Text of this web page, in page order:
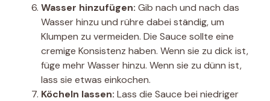
Wasser hinzufügen: Gib nach und nach das
Wasser hinzu und rühre dabei ständig, um
Klumpen zu vermeiden. Die Sauce sollte eine
cremige Konsistenz haben. Wenn sie zu dick ist,
füge mehr Wasser hinzu. Wenn sie zu dünn ist,
lass sie etwas einkochen.
Köcheln lassen: Lass die Sauce bei niedriger